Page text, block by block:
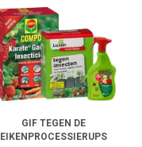
GIF TEGEN DE
EIKENPROCESSIERUPS